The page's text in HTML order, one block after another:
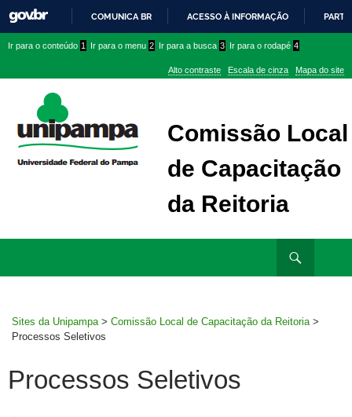
PARA
CONTEÚDO
COMUNICA BR ACESSO À INFORMAÇÃO
conteúdo
menu
superior
menu
Ir para o conteúdo 1 Ir para o menu 2 Ir para a busca 3 Ir para o rodapé 4
Alto contraste Escala de cinza Mapa do site
Comissão Local
de Capacitação
da Reitoria
Sites da Unipampa > Comissão Local de Capacitação da Reitoria >
Processos Seletivos
Processos Seletivos